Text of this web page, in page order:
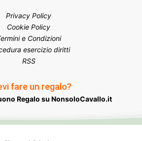
Privacy Policy
Cookie Policy
e Condizioni
esercizio diritti
RSS
fare un regalo?
Regalo su NonsoloCavallo.it